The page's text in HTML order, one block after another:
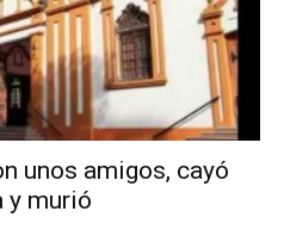
unos amigos, cayó
y murió